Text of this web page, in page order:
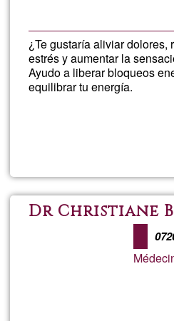
¿Te gustaría aliviar dolores,
estrés y aumentar la
Ayudo a liberar bloqueos
equilibrar tu energía.
Dr Christiane